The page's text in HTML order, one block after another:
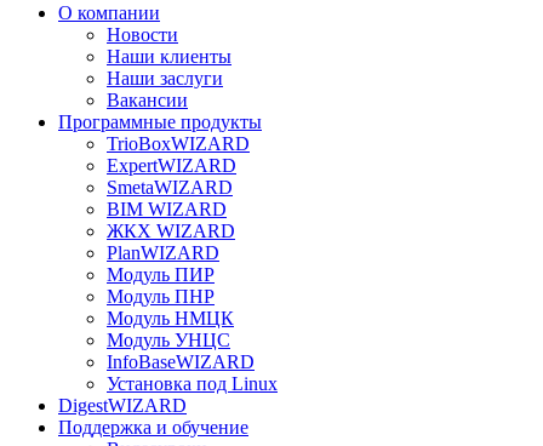
О компании
Новости
Наши клиенты
Наши заслуги
Вакансии
Программные продукты
TrioBoxWIZARD
ExpertWIZARD
SmetaWIZARD
BIM WIZARD
ЖКХ WIZARD
PlanWIZARD
Модуль ПИР
Модуль ПНР
Модуль НМЦК
Модуль УНЦС
InfoBaseWIZARD
Установка под Linux
DigestWIZARD
Поддержка и обучение